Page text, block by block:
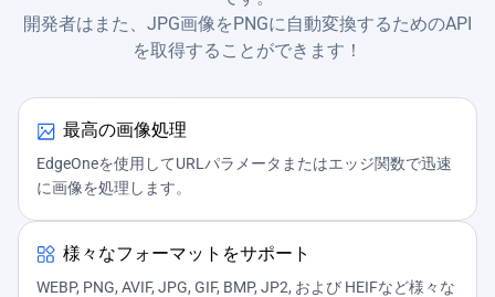
開発者はまた、JPG画像をPNGに自動変換するためのAPI
を取得することができます！
最高の画像処理
EdgeOneを使用してURLパラメータまたはエッジ関数で迅速
に画像を処理します。
様々なフォーマットをサポート
WEBP, PNG, AVIF, JPG, GIF, BMP, JP2, および HEIFなど様々な